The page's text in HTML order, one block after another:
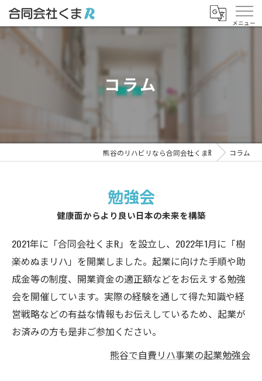
コラム
熊谷のリハビリなら合同会社くまR コラム
勉強会
健康面からより良い日本の未来を構築
2021年に「合同会社くまR」を設立し、2022年1月に「樹
楽めぬまリハ」を開業しました。起業に向けた手順や助
成金等の制度、開業資金の適正額などをお伝えする勉強
会を開催しています。実際の経験を通して得た知識や経
営戦略などの有益な情報もお伝えしているため、起業が
お済みの方も是非ご参加ください。
熊谷で自費リハ事業の起業勉強会